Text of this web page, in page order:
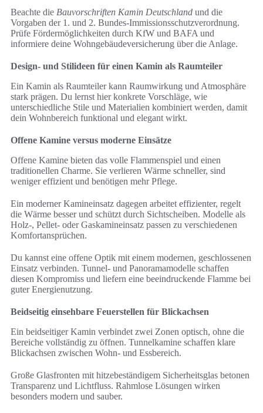
Beachte die Bauvorschriften Kamin Deutschland und die
Vorgaben der 1. und 2. Bundes-Immissionsschutzverordnung.
Prüfe Fördermöglichkeiten durch KfW und BAFA und
informiere deine Wohngebäudeversicherung über die Anlage.
Design- und Stilideen für einen Kamin als Raumteiler
Ein Kamin als Raumteiler kann Raumwirkung und Atmosphäre
stark prägen. Du lernst hier konkrete Vorschläge, wie
unterschiedliche Stile und Materialien kombiniert werden, damit
dein Wohnbereich funktional und elegant wirkt.
Offene Kamine versus moderne Einsätze
Offene Kamine bieten das volle Flammenspiel und einen
traditionellen Charme. Sie verlieren Wärme schneller, sind
weniger effizient und benötigen mehr Pflege.
Ein moderner Kamineinsatz dagegen arbeitet effizienter, regelt
die Wärme besser und schützt durch Sichtscheiben. Modelle als
Holz-, Pellet- oder Gaskamineinsatz passen zu verschiedenen
Komfortansprüchen.
Du kannst eine offene Optik mit einem modernen, geschlossenen
Einsatz verbinden. Tunnel- und Panoramamodelle schaffen
diesen Kompromiss und liefern eine beeindruckende Flamme bei
guter Energienutzung.
Beidseitig einsehbare Feuerstellen für Blickachsen
Ein beidseitiger Kamin verbindet zwei Zonen optisch, ohne die
Bereiche vollständig zu öffnen. Tunnelkamine schaffen klare
Blickachsen zwischen Wohn- und Essbereich.
Große Glasfronten mit hitzebeständigem Sicherheitsglas betonen
Transparenz und Lichtfluss. Rahmlose Lösungen wirken
besonders modern und sauber.